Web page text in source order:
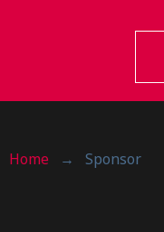
Home → Sponsor